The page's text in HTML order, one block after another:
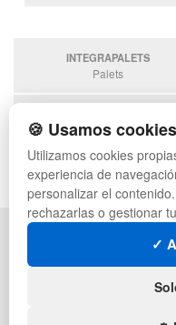
INTEGRAPALETS
Palets
Sobrantes
ESTANTERIASKIT
Estanterias
POLÍTICA DE PRIVACIDAD
🍪 Usamos cookies
Utilizamos cookies
experiencia de
personalizar el
rechazarlas o gestionar
✓